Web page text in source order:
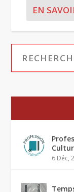
EN
6 Déc,